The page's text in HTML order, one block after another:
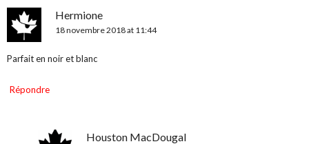
Hermione
18 novembre 2018 at 11:44
Parfait en noir et blanc
Répondre
Houston MacDougal